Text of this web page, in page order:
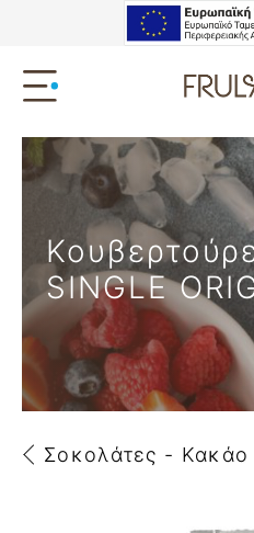
SINGLE
Σοκολάτες - Κακάο